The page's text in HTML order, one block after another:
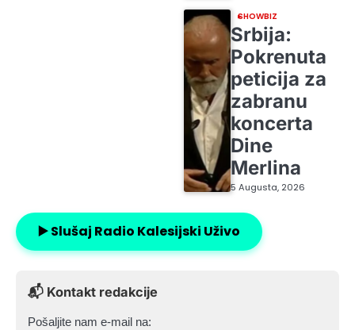
SHOWBIZ
Srbija:
Pokrenuta
peticija za
zabranu
koncerta
Dine
Merlina
5 Augusta, 2026
▶️ Slušaj Radio Kalesijski Uživo
📬 Kontakt redakcije
Pošaljite nam e-mail na: